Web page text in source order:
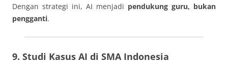
Dengan strategi ini, AI menjadi pendukung guru, bukan
pengganti.
9. Studi Kasus AI di SMA Indonesia